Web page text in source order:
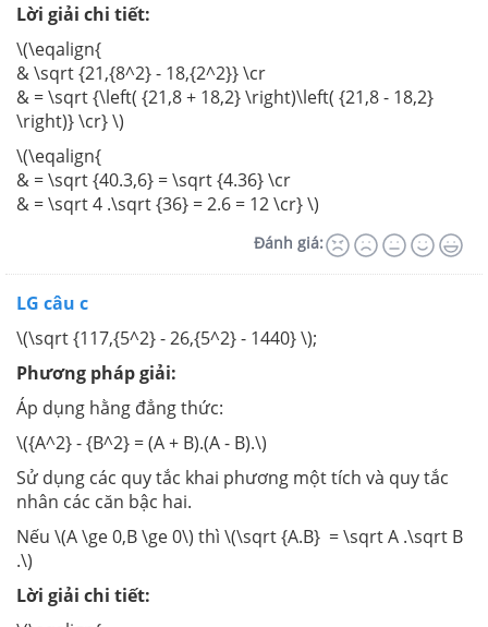
Lời giải chi tiết:
\(\eqalign{
& \sqrt {21,{8^2} - 18,{2^2}} \cr
& = \sqrt {\left( {21,8 + 18,2} \right)\left( {21,8 - 18,2}
\right)} \cr} \)
\(\eqalign{
& = \sqrt {40.3,6} = \sqrt {4.36} \cr
& = \sqrt 4 .\sqrt {36} = 2.6 = 12 \cr} \)
Đánh giá:
LG câu c
\(\sqrt {117,{5^2} - 26,{5^2} - 1440} \);
Phương pháp giải:
Áp dụng hằng đẳng thức:
\({A^2} - {B^2} = (A + B).(A - B).\)
Sử dụng các quy tắc khai phương một tích và quy tắc
nhân các căn bậc hai.
Nếu \(A \ge 0,B \ge 0\) thì \(\sqrt {A.B} = \sqrt A .\sqrt B
.\)
Lời giải chi tiết: